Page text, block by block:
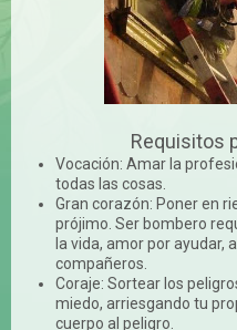
Requisitos
Vocación: Amar la
todas las cosas.
Gran corazón: Poner en
prójimo. Ser bombero
la vida, amor por ayudar,
compañeros.
Coraje: Sortear los
miedo, arriesgando tu
cuerpo al peligro.